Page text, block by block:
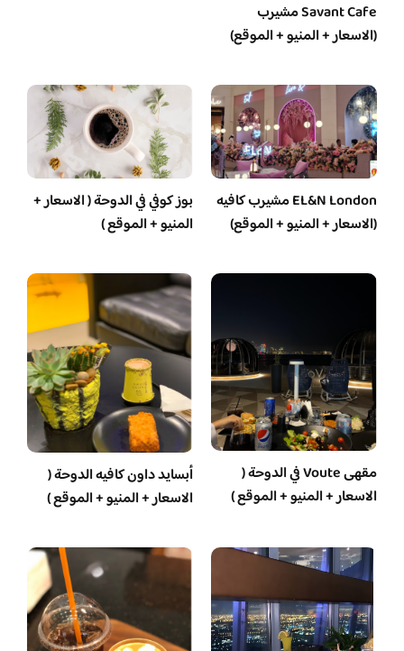
Savant Cafe مشيرب
(الاسعار + المنيو + الموقع)
EL&N London مشيرب كافيه
(الاسعار + المنيو + الموقع)
بوز كوفي في الدوحة ( الاسعار +
المنيو + الموقع )
مقهى Voute في الدوحة (
الاسعار + المنيو + الموقع )
أبسايد داون كافيه الدوحة (
الاسعار + المنيو + الموقع )